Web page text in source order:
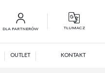
DLA PARTNERÓW TŁUMACZ
OUTLET KONTAKT